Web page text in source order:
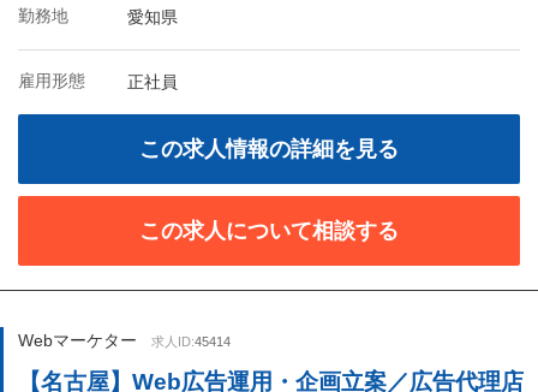
勤務地 愛知県
雇用形態 正社員
この求人情報の詳細を見る
この求人について相談する
Webマーケター 求人ID:45414
【名古屋】Web広告運用・企画立案／広告代理店